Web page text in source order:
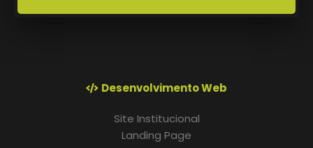
Desenvolvimento Web
Site Institucional
Landing Page